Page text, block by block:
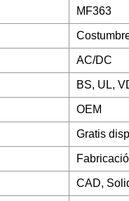
MF363
AC/DC
BS, UL,
OEM
Gratis
CAD,